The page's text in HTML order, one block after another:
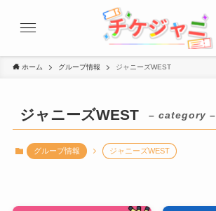
ホーム グループ情報 ジャニーズWEST
ジャニーズWEST – category –
グループ情報 ジャニーズWEST